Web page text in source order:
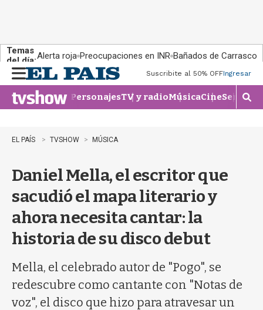
Temas
del día:Alerta roja Preocupaciones en INR Bañados de Carrasco
n
u
Suscribite al 50% OFFIngresar
PersonajesTV y radioMúsicaCineSeries
M
o
EL PAÍS TVSHOW MÚSICA
Daniel Mella, el escritor que
sacudió el mapa literario y
ahora necesita cantar: la
historia de su disco debut
Mella, el celebrado autor de "Pogo", se
redescubre como cantante con "Notas de
voz", el disco que hizo para atravesar un